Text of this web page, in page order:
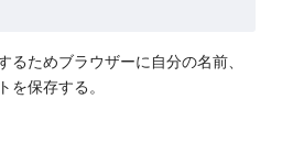
るためブラウザーに自分の名前、
を保存する。